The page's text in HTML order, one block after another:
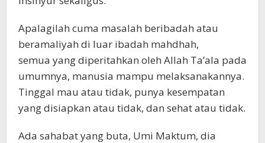
Apalagilah cuma masalah beribadah atau
beramaliyah di luar ibadah mahdhah,
semua yang diperitahkan oleh Allah Ta’ala pada
umumnya, manusia mampu melaksanakannya.
Tinggal mau atau tidak, punya kesempatan
yang disiapkan atau tidak, dan sehat atau tidak.
Ada sahabat yang buta, Umi Maktum, dia